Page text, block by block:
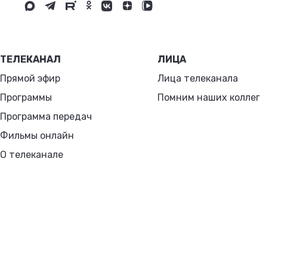
ТЕЛЕКАНАЛ
Прямой эфир
Программы
Программа передач
Фильмы онлайн
О телеканале
ЛИЦА
Лица телеканала
Помним наших коллег